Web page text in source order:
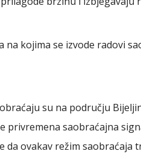
na kojima se izvode radovi
su na području
privremena saobraćajna
da ovakav režim saobraćaja